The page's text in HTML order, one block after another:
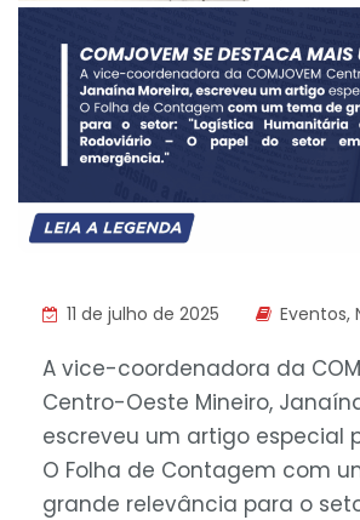
11 de julho de 2025 Eventos,
A vice-coordenadora da
Centro-Oeste Mineiro,
escreveu um artigo especial
O Folha de Contagem com
grande relevância para o